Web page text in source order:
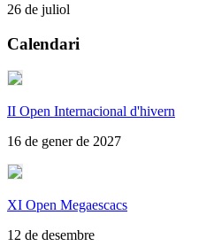
26 de juliol
Calendari
II Open Internacional d'hivern
16 de gener de 2027
XI Open Megaescacs
12 de desembre